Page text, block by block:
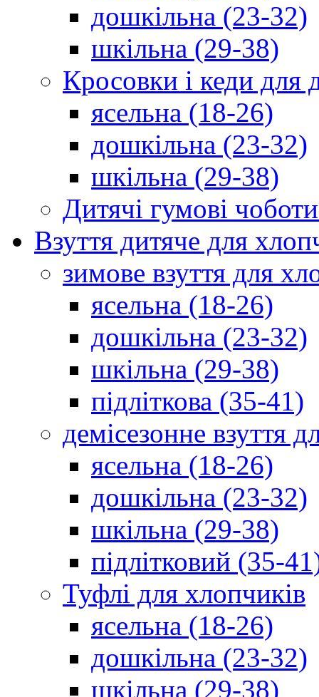
дошкільна (23-32)
шкільна (29-38)
Кросовки і кеди для
ясельна (18-26)
дошкільна (23-32)
шкільна (29-38)
Дитячі гумові
Взуття дитяче для
зимове взуття для
ясельна (18-26)
дошкільна (23-32)
шкільна (29-38)
підліткова (35-41)
демісезонне взуття
ясельна (18-26)
дошкільна (23-32)
шкільна (29-38)
підлітковий (35-
Туфлі для хлопчиків
ясельна (18-26)
дошкільна (23-32)
шкільна (29-38)